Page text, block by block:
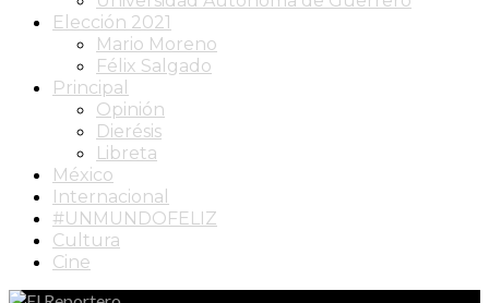
Elección 2021
Mario Moreno
Félix Salgado
Principal
Opinión
Dierésis
Libreta
México
Internacional
#UNMUNDOFELIZ
Cultura
Cine